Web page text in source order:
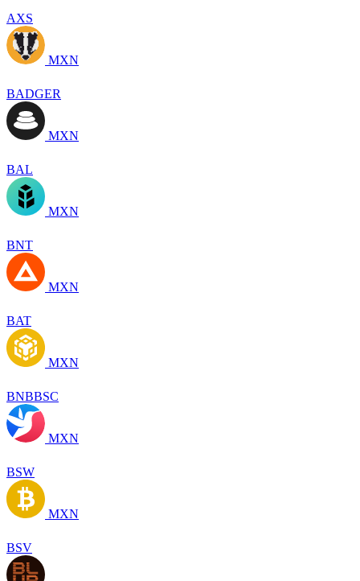
AXS
MXN
BADGER
MXN
BAL
MXN
BNT
MXN
BAT
MXN
BNBBSC
MXN
BSW
MXN
BSV